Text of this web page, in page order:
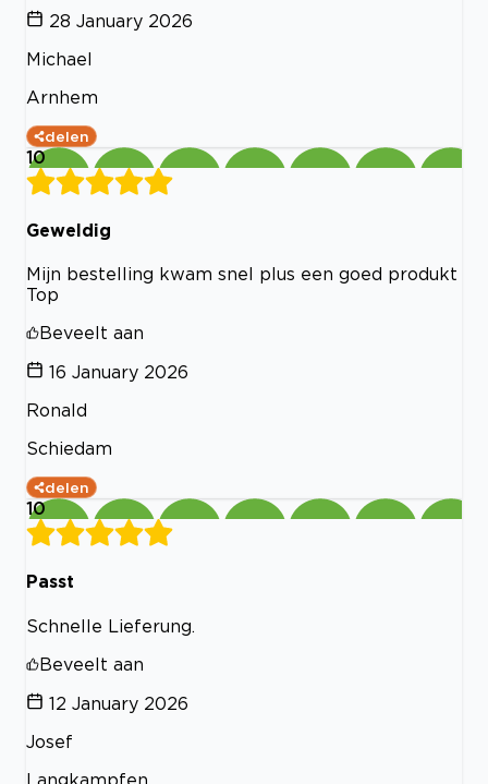
28 January 2026
Michael
Arnhem
delen
10
Geweldig
Mijn bestelling kwam snel plus een goed produkt
Top
Beveelt aan
16 January 2026
Ronald
Schiedam
delen
10
Passt
Schnelle Lieferung.
Beveelt aan
12 January 2026
Josef
Langkampfen